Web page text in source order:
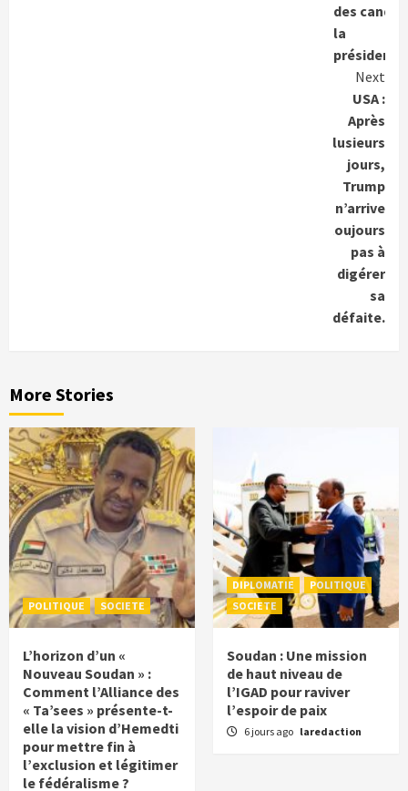
des
la
Next
USA :
Après
plusieurs
jours,
Trump
n’arrive
toujours
pas à
digérer
sa
défaite.
More Stories
POLITIQUE SOCIETE
L’horizon d’un «
Nouveau Soudan » :
Comment l’Alliance des
« Ta’sees » présente-t-
elle la vision d’Hemedti
pour mettre fin à
l’exclusion et légitimer
le fédéralisme ?
DIPLOMATIE
POLITIQUE
SOCIETE
Soudan : Une mission
de haut niveau de
l’IGAD pour raviver
l’espoir de paix
6 jours ago laredaction